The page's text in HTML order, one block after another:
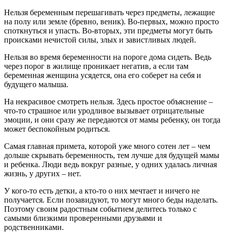
Нельзя беременным перешагивать через предметы, лежащие
на полу или земле (бревно, веник). Во-первых, можно просто
споткнуться и упасть. Во-вторых, эти предметы могут быть
происками нечистой силы, злых и завистливых людей.
Нельзя во время беременности на пороге дома сидеть. Ведь
через порог в жилище проникает негатив, а если там
беременная женщина усядется, она его соберет на себя и
будущего малыша.
На некрасивое смотреть нельзя. Здесь простое объяснение –
что-то страшное или уродливое вызывает отрицательные
эмоции, и они сразу же передаются от мамы ребенку, он тогда
может беспокойным родиться.
Самая главная примета, которой уже много сотен лет – чем
дольше скрывать беременность, тем лучше для будущей мамы
и ребенка. Люди ведь вокруг разные, у одних удалась личная
жизнь, у других – нет.
У кого-то есть детки, а кто-то о них мечтает и ничего не
получается. Если позавидуют, то могут много беды наделать.
Поэтому своим радостным событием делитесь только с
самыми близкими проверенными друзьями и
родственниками.